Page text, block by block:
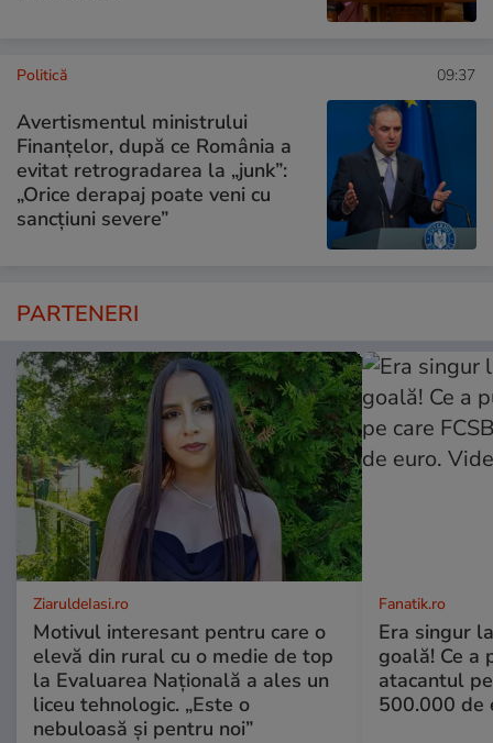
Politică 09:37
Avertismentul ministrului
Finanțelor, după ce România a
evitat retrogradarea la „junk”:
„Orice derapaj poate veni cu
sancțiuni severe”
PARTENERI
ZiaruldeIasi.ro
Motivul interesant pentru care o
elevă din rural cu o medie de top
la Evaluarea Națională a ales un
liceu tehnologic. „Este o
nebuloasă și pentru noi”
Fanatik.ro
Era singur
goală! Ce a
atacantul
500.000 de